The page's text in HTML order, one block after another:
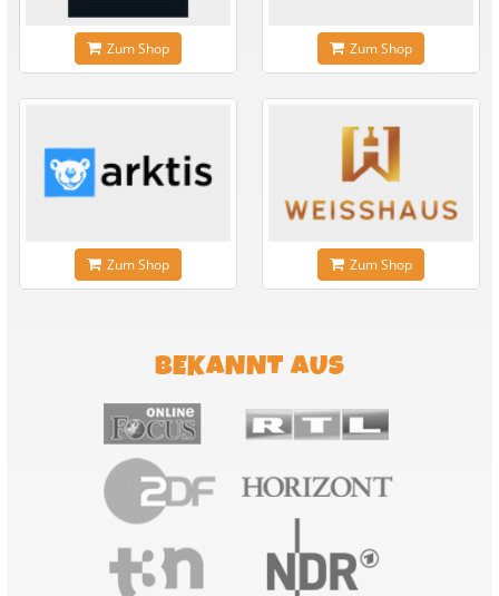
Zum Shop Zum Shop
Zum Shop Zum Shop
BEKANNT AUS